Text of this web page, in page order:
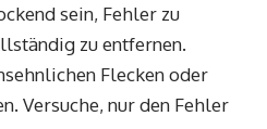
sein, Fehler zu
zu entfernen.
Flecken oder
Versuche, nur den Fehler